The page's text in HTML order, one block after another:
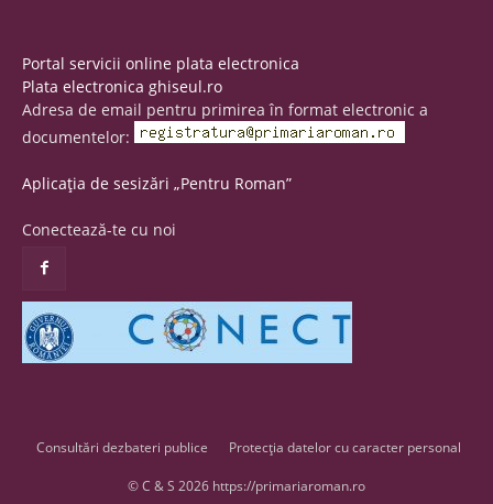
Portal servicii online plata electronica
Plata electronica ghiseul.ro
Adresa de email pentru primirea în format electronic a
documentelor:
Aplicația de sesizări „Pentru Roman”
Conectează-te cu noi
Consultări dezbateri publice Protecția datelor cu caracter personal
© C & S 2026 https://primariaroman.ro